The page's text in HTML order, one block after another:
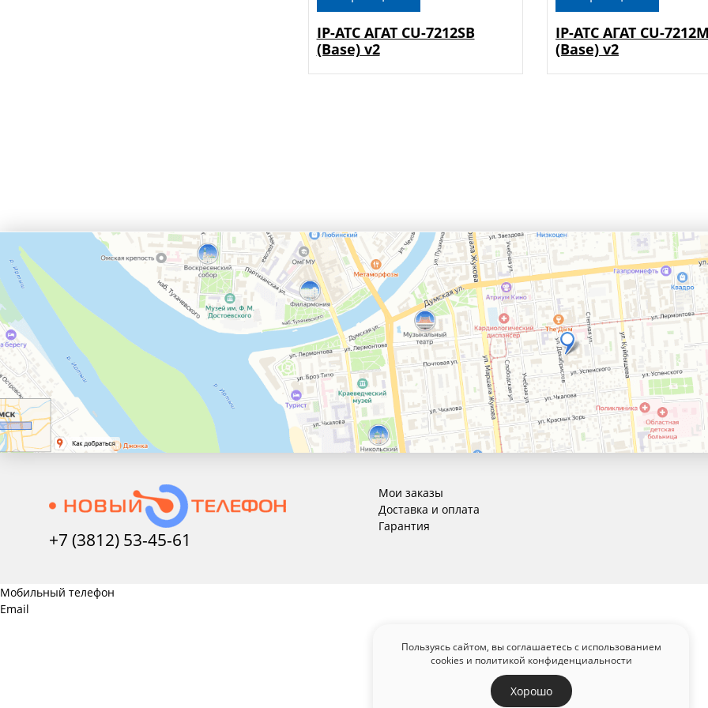
IP-АТС АГАТ CU-7212SB
(Base) v2
IP-АТС АГАТ CU-
(Base) v2
+7 (3812) 53-45-61
Мои заказы
Доставка и оплата
Гарантия
Пользуясь сайтом, вы соглашаетесь с использованием
cookies и политикой конфиденциальности
Хорошо
Мобильный телефон
Email